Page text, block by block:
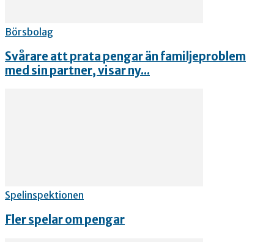
Börsbolag
Svårare att prata pengar än familjeproblem
med sin partner, visar ny...
Spelinspektionen
Fler spelar om pengar